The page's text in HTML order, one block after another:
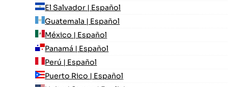
El Salvador | Español
Guatemala | Español
México | Español
Panamá | Español
Perú | Español
Puerto Rico | Español